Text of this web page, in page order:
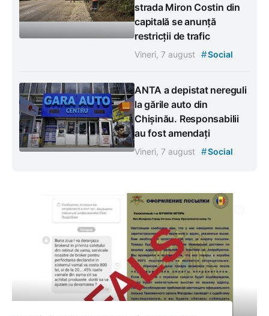
strada Miron Costin din
capitală se anunță
restricții de trafic
Vineri, 7 august #Social
ANTA a depistat nereguli
la gările auto din
Chișinău. Responsabilii
au fost amendați
Vineri, 7 august #Social